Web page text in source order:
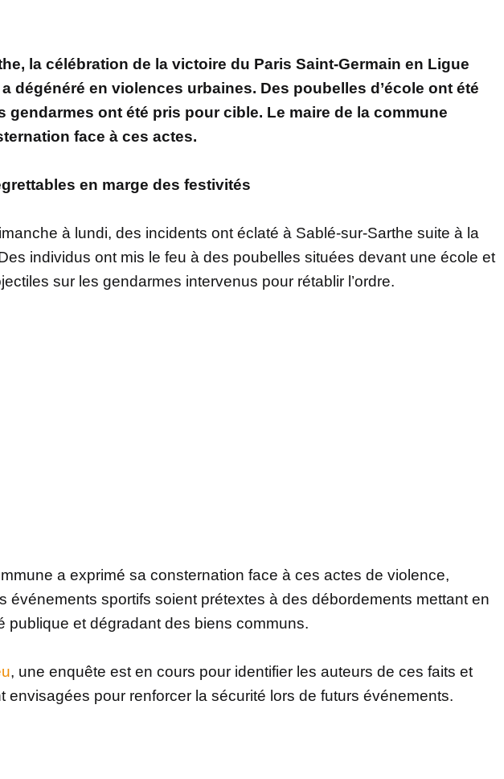
la célébration de la victoire du Paris Saint-Germain en Ligue
dégénéré en violences urbaines. Des poubelles d’école ont été
gendarmes ont été pris pour cible. Le maire de la commune
face à ces actes.
en marge des festivités
à lundi, des incidents ont éclaté à Sablé-sur-Sarthe suite à la
individus ont mis le feu à des poubelles situées devant une école et
sur les gendarmes intervenus pour rétablir l’ordre.
a exprimé sa consternation face à ces actes de violence,
événements sportifs soient prétextes à des débordements mettant en
publique et dégradant des biens communs.
, une enquête est en cours pour identifier les auteurs de ces faits et
envisagées pour renforcer la sécurité lors de futurs événements.